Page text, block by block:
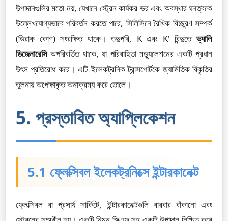
উপাদানগুলির মতো নয়, যেখানে স্ট্রেন কার্যকর ভর এবং অবস্থার ঘনত্বকে
উল্লেখযোগ্যভাবে পরিবর্তন করতে পারে, সিলিসিনে রৈখিক বিচ্ছুরণ সম্পর্ক
(ডিরাক কোণ) সংরক্ষিত থাকে। তদুপরি, K এবং K' বিন্দুতেভ্যালি
ডিজেনারেসিঅপরিবর্তিত থাকে, যা পরিবাহিতা মড্যুলেশনের একটি প্রধান
উৎস প্রতিরোধ করে। এটি ইলেকট্রনিক ট্রান্সপোর্টকে জ্যামিতিক বিকৃতির
তুলনায় অপেক্ষাকৃত অনাক্রম্য করে তোলে।
5. প্রস্তাবিত অ্যাপ্লিকেশন
5.1 ফ্লেক্সিবল ইলেকট্রনিক্সে ইন্টারকানেক্ট
ফ্লেক্সিবল বা প্রসার্য সার্কিটে, ইন্টারকানেক্টগুলি বারবার বাঁকানো এবং